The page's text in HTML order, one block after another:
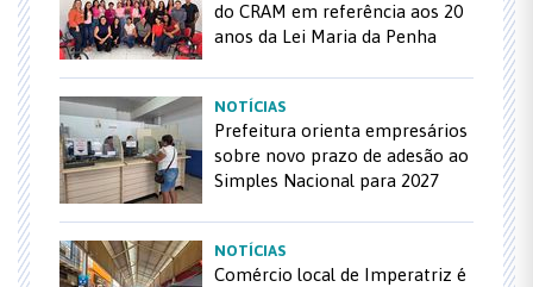
do CRAM em referência aos 20
anos da Lei Maria da Penha
NOTÍCIAS
Prefeitura orienta empresários
sobre novo prazo de adesão ao
Simples Nacional para 2027
NOTÍCIAS
Comércio local de Imperatriz é